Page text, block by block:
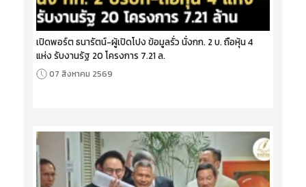
เปิดพอร์ต ธนารัตน์-ผู้เปิดโปง ข้อมูลรั่ว นั่งกก. 2 บ. ถือหุ้น 4
แห่ง รับงานรัฐ 20 โครงการ 7.21 ล.
07 สิงหาคม 2569